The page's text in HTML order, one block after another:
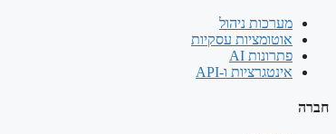
מערכות ניהול
אוטומציות עסקיות
פתרונות AI
אינטגרציות ו-API
חברה